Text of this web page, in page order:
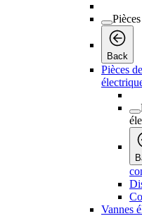
Back
Pièces
Vannes